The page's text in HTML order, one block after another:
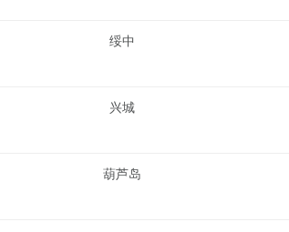
绥中
兴城
葫芦岛